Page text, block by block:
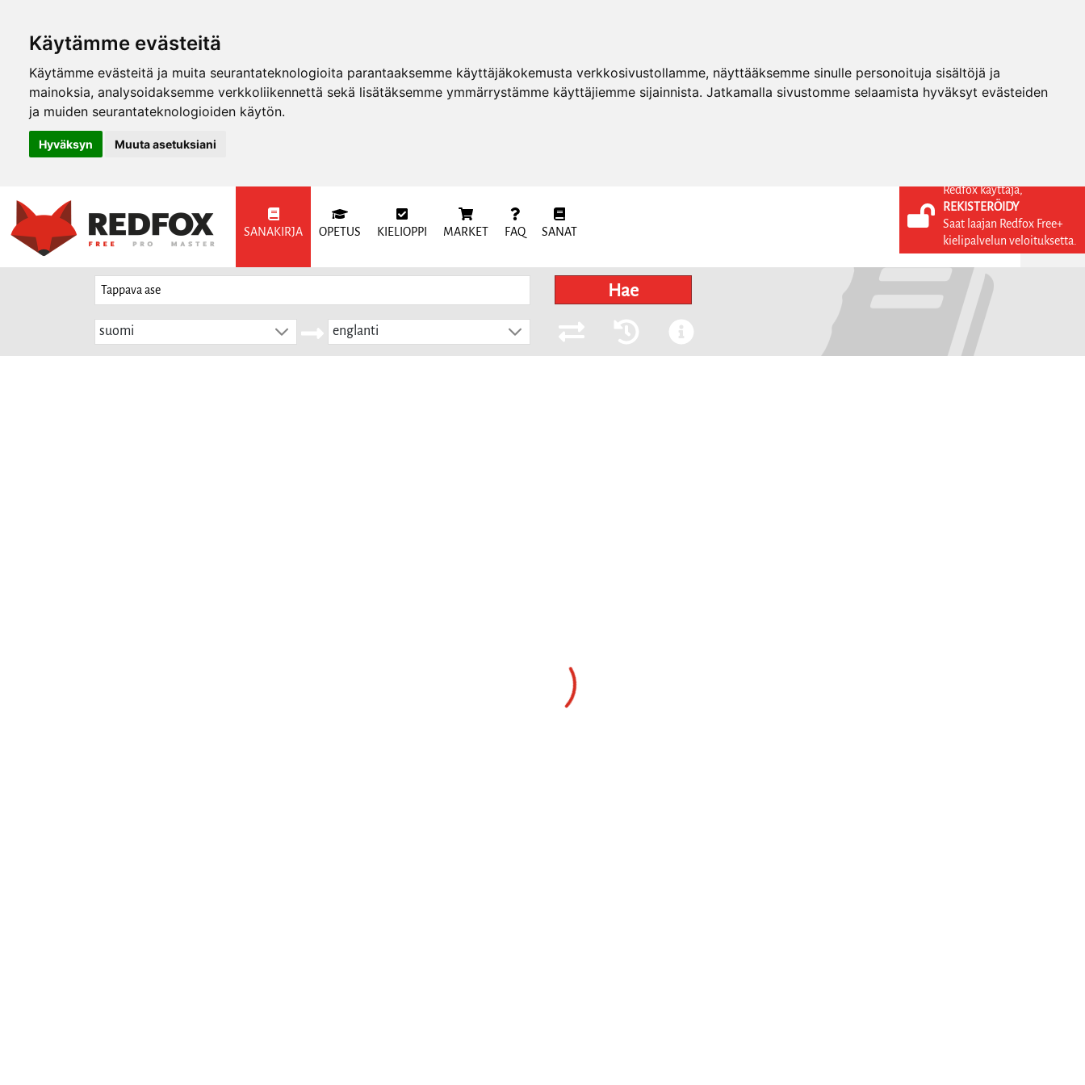
Käytämme evästeitä
Käytämme evästeitä ja muita seurantateknologioita parantaaksemme käyttäjäkokemusta verkkosivustollamme, näyttääksemme sinulle personoituja sisältöjä ja
mainoksia, analysoidaksemme verkkoliikennettä sekä lisätäksemme ymmärrystämme käyttäjiemme sijainnista. Jatkamalla sivustomme selaamista hyväksyt evästeiden
ja muiden seurantateknologioiden käytön.
Hyväksyn Muuta asetuksiani
SANAKIRJA OPETUS KIELIOPPI MARKET FAQ SANAT
KIRJAUDU SISÄÄN
REKISTERÖIDY
FI
Hae
suomi englanti
Redfox käyttäjä,
REKISTERÖIDY
Saat laajan Redfox Free+
kielipalvelun veloituksetta.